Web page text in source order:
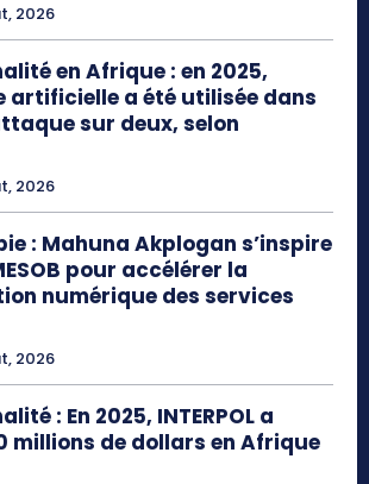
2026
en Afrique : en 2025,
artificielle a été utilisée dans
sur deux, selon
2026
: Mahuna Akplogan s’inspire
pour accélérer la
numérique des services
2026
: En 2025, INTERPOL a
millions de dollars en Afrique